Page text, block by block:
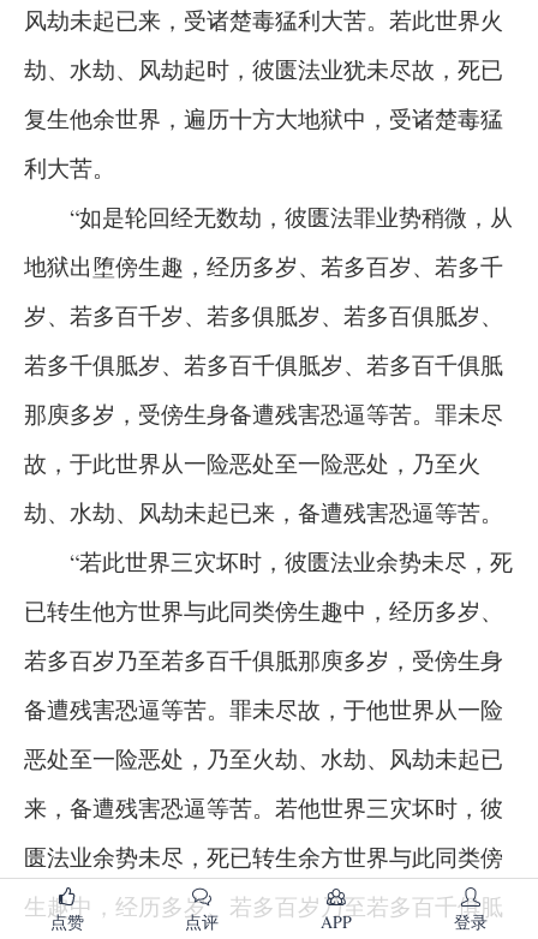
风劫未起已来，受诸楚毒猛利大苦。若此世界火
劫、水劫、风劫起时，彼匮法业犹未尽故，死已
复生他余世界，遍历十方大地狱中，受诸楚毒猛
利大苦。
“如是轮回经无数劫，彼匮法罪业势稍微，从
地狱出堕傍生趣，经历多岁、若多百岁、若多千
岁、若多百千岁、若多俱胝岁、若多百俱胝岁、
若多千俱胝岁、若多百千俱胝岁、若多百千俱胝
那庾多岁，受傍生身备遭残害恐逼等苦。罪未尽
故，于此世界从一险恶处至一险恶处，乃至火
劫、水劫、风劫未起已来，备遭残害恐逼等苦。
“若此世界三灾坏时，彼匮法业余势未尽，死
已转生他方世界与此同类傍生趣中，经历多岁、
若多百岁乃至若多百千俱胝那庾多岁，受傍生身
备遭残害恐逼等苦。罪未尽故，于他世界从一险
恶处至一险恶处，乃至火劫、水劫、风劫未起已
来，备遭残害恐逼等苦。若他世界三灾坏时，彼
匮法业余势未尽，死已转生余方世界与此同类傍
生趣中，经历多岁、若多百岁乃至若多百千俱胝
点赞 点评 APP 登录